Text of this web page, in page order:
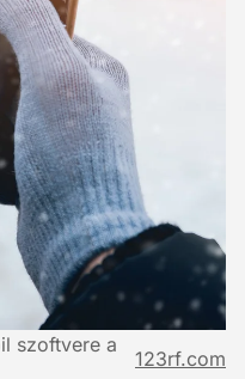
szoftvere a
123rf.com